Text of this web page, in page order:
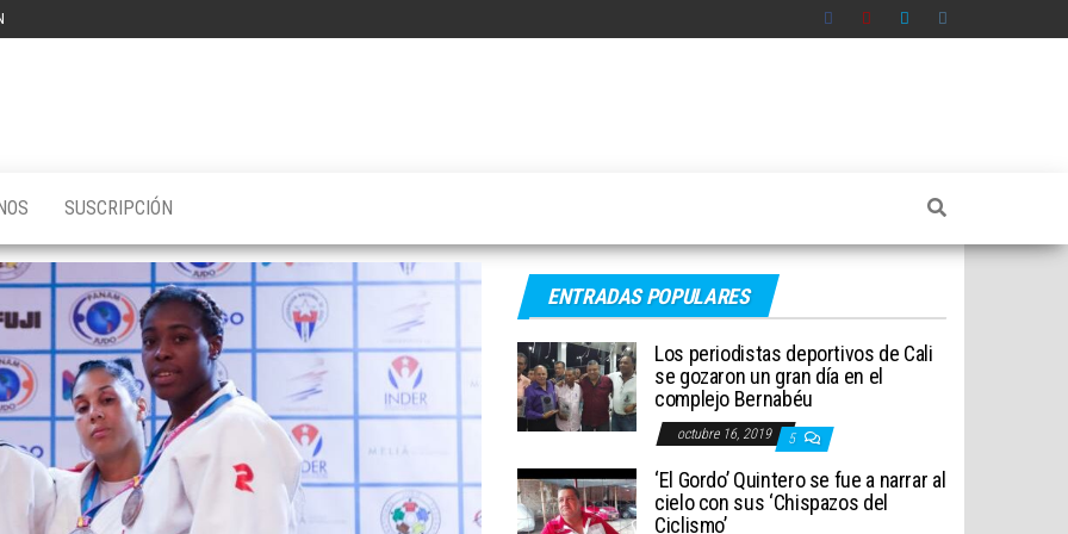
SUSCRIPCIÓN
ENTRADAS POPULARES
Los periodistas deportivos de Cali
se gozaron un gran día en el
complejo Bernabéu
octubre 16, 2019 5
‘El Gordo’ Quintero se fue a narrar al
cielo con sus ‘Chispazos del
Ciclismo’